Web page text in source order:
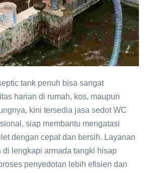
tank penuh bisa sangat
harian di rumah, kos, maupun
kini tersedia jasa sedot WC
siap membantu mengatasi
dengan cepat dan bersih. Layanan
di lengkapi armada tangki hisap
penyedotan lebih efisien dan